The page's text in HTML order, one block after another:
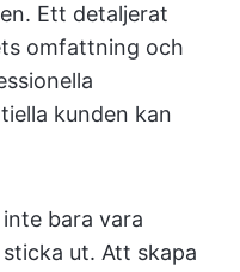
Ett detaljerat
omfattning och
kunden kan
bara vara
ut. Att skapa